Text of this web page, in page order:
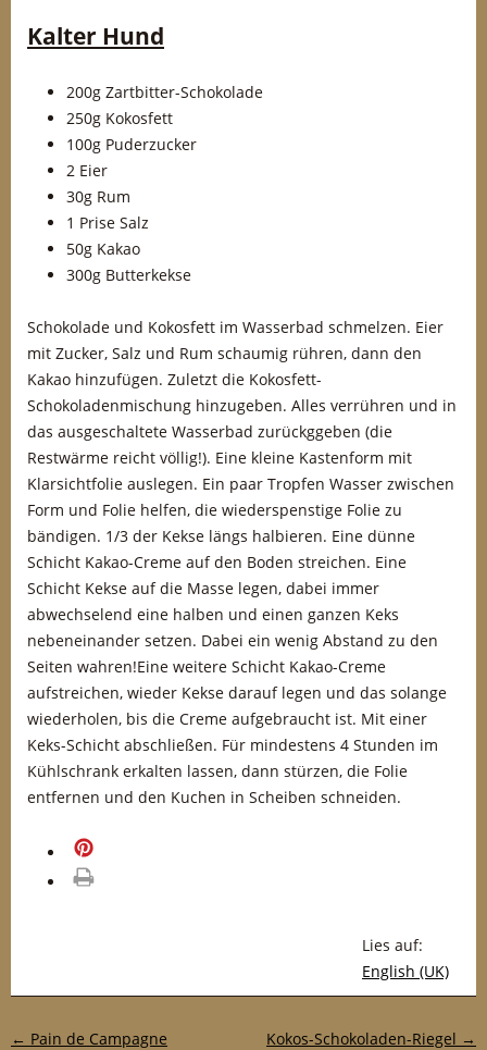
Kalter Hund
200g Zartbitter-Schokolade
250g Kokosfett
100g Puderzucker
2 Eier
30g Rum
1 Prise Salz
50g Kakao
300g Butterkekse
Schokolade und Kokosfett im Wasserbad schmelzen. Eier
mit Zucker, Salz und Rum schaumig rühren, dann den
Kakao hinzufügen. Zuletzt die Kokosfett-
Schokoladenmischung hinzugeben. Alles verrühren und in
das ausgeschaltete Wasserbad zurückggeben (die
Restwärme reicht völlig!). Eine kleine Kastenform mit
Klarsichtfolie auslegen. Ein paar Tropfen Wasser zwischen
Form und Folie helfen, die wiederspenstige Folie zu
bändigen. 1/3 der Kekse längs halbieren. Eine dünne
Schicht Kakao-Creme auf den Boden streichen. Eine
Schicht Kekse auf die Masse legen, dabei immer
abwechselend eine halben und einen ganzen Keks
nebeneinander setzen. Dabei ein wenig Abstand zu den
Seiten wahren!Eine weitere Schicht Kakao-Creme
aufstreichen, wieder Kekse darauf legen und das solange
wiederholen, bis die Creme aufgebraucht ist. Mit einer
Keks-Schicht abschließen. Für mindestens 4 Stunden im
Kühlschrank erkalten lassen, dann stürzen, die Folie
entfernen und den Kuchen in Scheiben schneiden.
Lies auf:
English (UK)
Post-Navigation
← Pain de Campagne Kokos-Schokoladen-Riegel →